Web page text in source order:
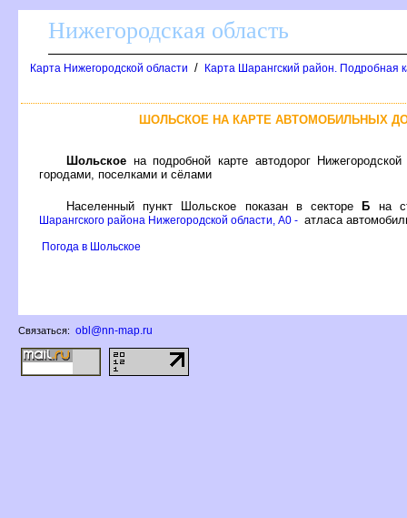
Нижегородская область
Карта Нижегородской области / Карта Шарангский район. Подробная
ШОЛЬСКОЕ НА КАРТЕ АВТОМОБИЛЬНЫХ
Шольское на подробной карте автодорог
ородами, поселками и сёлами
Населенный пункт Шольское показан в сектореБ на
Шарангского района Нижегородской области, A0 - атласа
Погода в Шольское
Связаться: obl@nn-map.ru